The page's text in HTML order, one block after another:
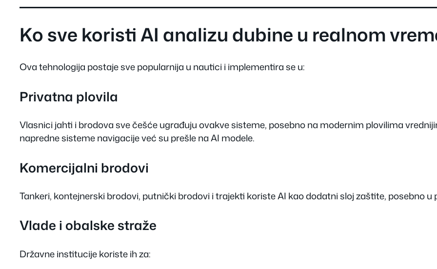
Ko sve koristi AI analizu dubine u realnom
Ova tehnologija postaje sve popularnija u nautici i implementira se u:
Privatna plovila
Vlasnici jahti i brodova sve češće ugrađuju ovakve sisteme, posebno na modernim plovilima
napredne sisteme navigacije već su prešle na AI modele.
Komercijalni brodovi
Tankeri, kontejnerski brodovi, putnički brodovi i trajekti koriste AI kao dodatni sloj zaštite, posebno
Vlade i obalske straže
Državne institucije koriste ih za: